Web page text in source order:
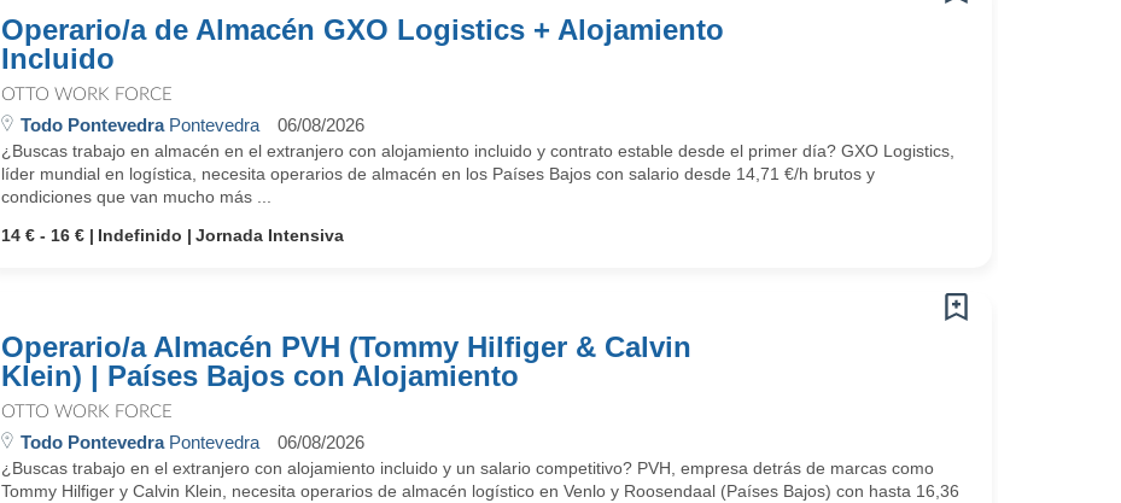
Operario/a de Almacén GXO Logistics + Alojamiento
Incluido
OTTO WORK FORCE
Todo PontevedraPontevedra 06/08/2026
¿Buscas trabajo en almacén en el extranjero con alojamiento incluido y contrato estable desde el primer día? GXO Logistics,
líder mundial en logística, necesita operarios de almacén en los Países Bajos con salario desde 14,71 €/h brutos y
condiciones que van mucho más ...
14 € - 16 €
Indefinido Jornada Intensiva
Operario/a Almacén PVH (Tommy Hilfiger & Calvin
Klein) | Países Bajos con Alojamiento
OTTO WORK FORCE
Todo PontevedraPontevedra 06/08/2026
¿Buscas trabajo en el extranjero con alojamiento incluido y un salario competitivo? PVH, empresa detrás de marcas como
Tommy Hilfiger y Calvin Klein, necesita operarios de almacén logístico en Venlo y Roosendaal (Países Bajos) con hasta 16,36